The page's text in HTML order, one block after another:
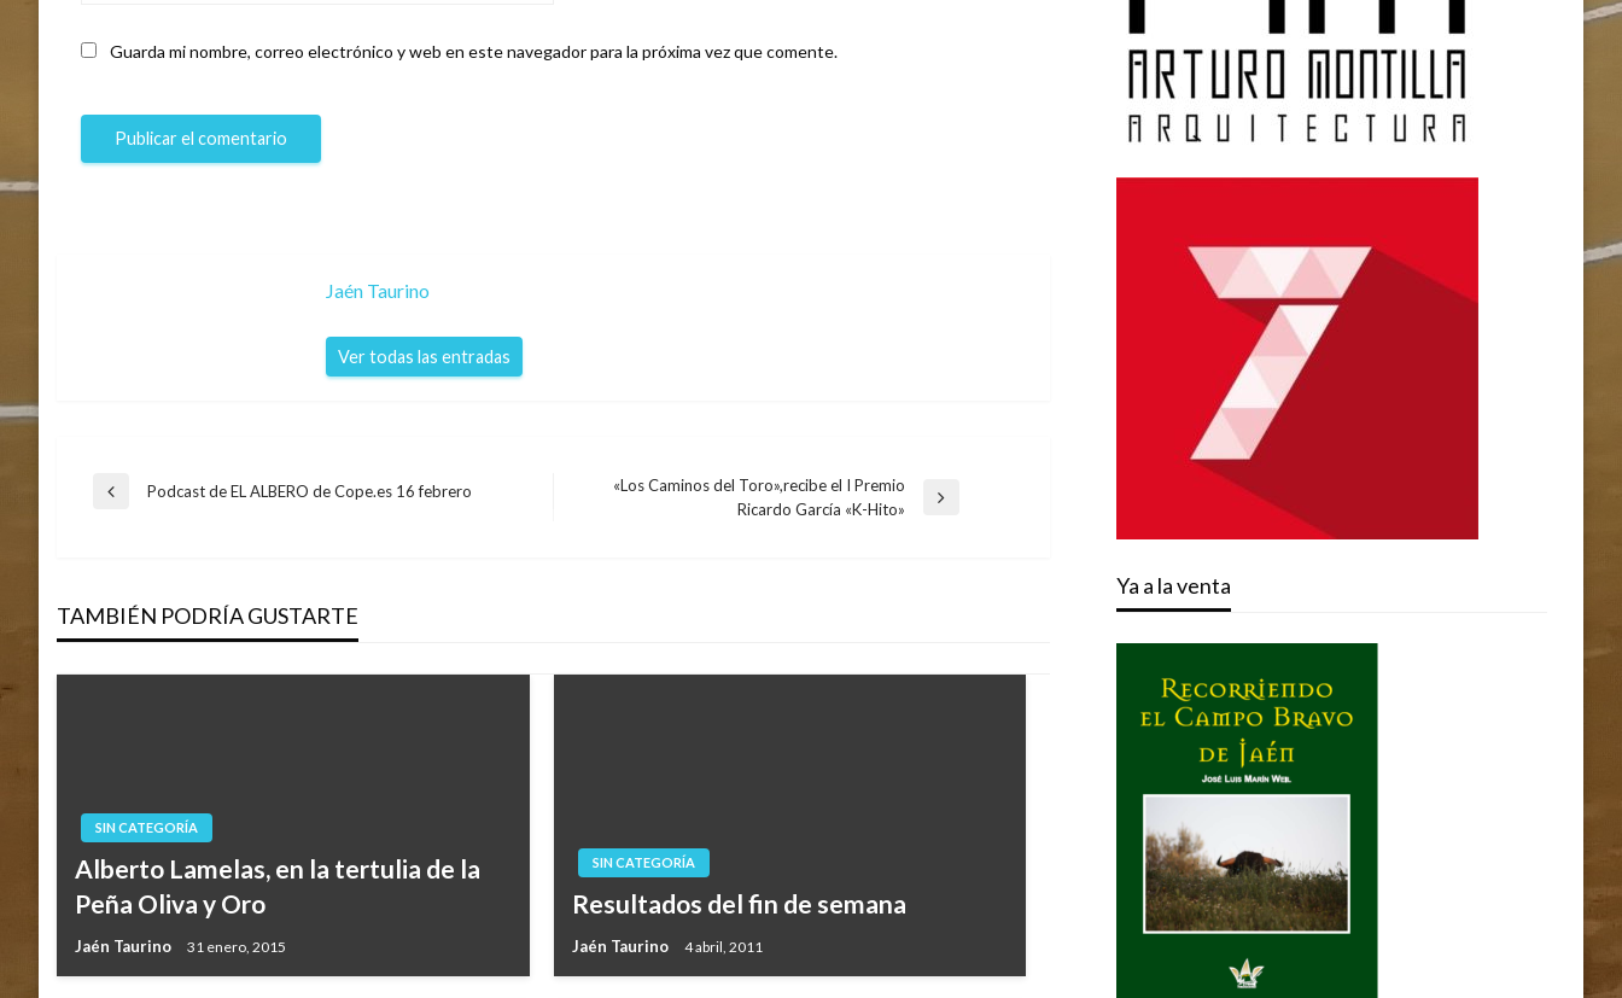
Guarda mi nombre, correo electrónico y web en este navegador para la próxima vez que comente.
Jaén Taurino
Ver todas las entradas
Navegación
entradas
Entrada
Podcast de EL ALBERO de Cope.es 16 febrero
«Los Caminos del Toro»,recibe el I Premio
Ricardo García «K-Hito»
TAMBIÉN PODRÍA GUSTARTE
SIN CATEGORÍA
Alberto Lamelas, en la tertulia de la
Peña Oliva y Oro
Jaén Taurino 31 enero, 2015
SIN CATEGORÍA
Resultados del fin de semana
Jaén Taurino 4 abril, 2011
Ya a la venta